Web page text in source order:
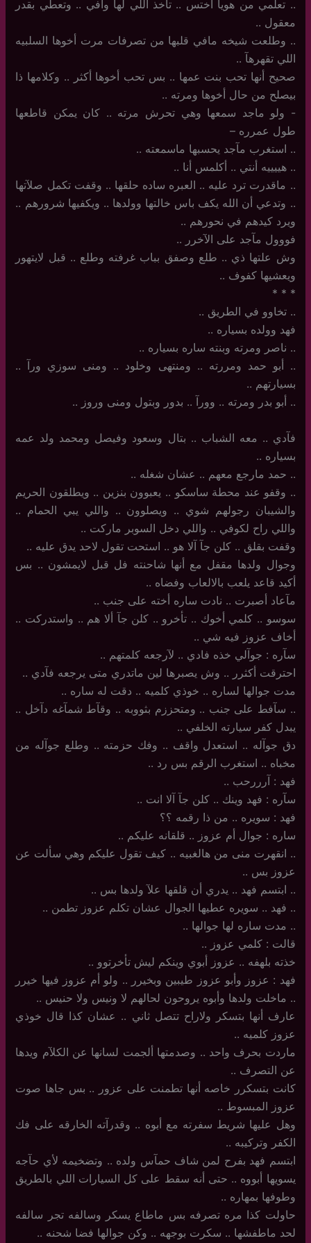
..‏ تعلمي من هويآ أختس .. تاخذ اللي لها وافي .. وتعطي بقدر
معقول ..
..‏ وطلعت شيخه مافي قلبها من تصرفات مرت أخوها السلبيه
اللي تقهرهآ ..
صحيح أنها تحب بنت عمها .. بس تحب أخوها أكثر .. وكلامها ذا
بيصلح من حال أخوها ومرته ..
-‏ ولو ماجد سمعها وهي تحرش مرته .. كان يمكن قاطعها
طول عمرره –
..‏ استغرب مآجد يحسبها ماسمعته ..
..‏ هييييه أنتي .. أكلمس أنا ..
..‏ ماقدرت ترد عليه .. العبره ساده حلقها .. وقفت تكمل صلآتها
.. وتدعي أن الله يكف باس خالتها وولدها .. ويكفيها شرورهم ..
ويرد كيدهم في نحورهم ..
فووول مآجد على الآخرر ..
وش علتها ذي .. طلع وصفق بباب غرفته وطلع .. قبل لايتهور
ويعشيها كفوف ..
‏*‏ * *
..‏ تخاوو في الطريق ..
فهد وولده بسياره ..
..‏ ناصر ومرته وبنته ساره بسياره ..
..‏ أبو حمد ومررته .. ومنتهى وخلود .. ومنى سوزي ورآ ..
بسيارتهم ..
..‏ أبو بدر ومرته .. وورآ .. بدور وبتول ومنى وروز ..
فآدي .. معه الشباب .. بتال وسعود وفيصل ومحمد ولد عمه
بسياره ..
..‏ حمد مارجع معهم .. عشان شغله ..
..‏ وقفو عند محطة ساسكو .. يعبوون بنزين .. ويطلقون الحريم
والشيبان رجولهم شوي .. ويصلوون .. واللي يبي الحمام ..
واللي راح لكوفي .. واللي دخل السوبر ماركت ..
وقفت بقلق .. كلن جآ آلا هو .. استحت تقول لاحد يدق عليه ..
وجوال ولدها مقفل مع أنها شاحنته فل قبل لايمشون .. بس
أكيد قاعد يلعب بالالعاب وفضاه ..
مآعاد أصبرت .. نادت ساره أخته على جنب ..
سوسو .. كلمي أخوك .. تأخرو .. كلن جآ ألا هم .. واستدركت ..
أخاف عزوز فيه شي ..
سآره : جوآلي خذه فادي .. لآرجعه كلمتهم ..
احترقت أكثرر .. وش يصبرها لين ماتدري متى يرجعه فآدي ..
مدت جوالها لساره .. خوذي كلميه .. دقت له ساره ..
..‏ سآفط على جنب .. ومتحززم بثووبه .. وقآط شمآغه دآخل ..
يبدل كفر سيارته الخلفي ..
دق جوآله .. استعدل واقف .. وفك حزمته .. وطلع جوآله من
مخباه .. استغرب الرقم بس رد ..
فهد : آرررحب ..
سآره : فهد وينك .. كلن جآ آلا انت ..
فهد : سويره .. من ذا رقمه ؟؟
ساره : جوال أم عزوز .. قلقانه عليكم ..
..‏ انقهرت منى من هالغبيه .. كيف تقول عليكم وهي سألت عن
عزوز بس ..
..‏ ابتسم فهد .. يدري أن قلقها علآ ولدها بس ..
..‏ فهد .. سويره عطيها الجوال عشان تكلم عزوز تطمن ..
..‏ مدت ساره لها جوالها ..
قالت : كلمي عزوز ..
خذته بلهفه .. عزوز أبوي وينكم ليش تأخرتوو ..
فهد : عزوز وأبو عزوز طيبين وبخيرر .. ولو أم عزوز فيها خيرر
.. ماخلت ولدها وأبوه يروحون لحالهم لا ونيس ولا حنيس ..
عارف أنها بتسكر ولاراح تتصل ثاني .. عشان كذا قال خوذي
عزوز كلميه ..
ماردت بحرف واحد .. وصدمتها ألجمت لسانها عن الكلآم ويدها
عن التصرف ..
كانت بتسكرر خاصه أنها تطمنت على عزور .. بس جاها صوت
عزوز المبسوط ..
وهل عليها شريط سفرته مع أبوه .. وقدرآته الخارقه على فك
الكفر وتركيبه ..
ابتسم فهد بفرح لمن شاف حمآس ولده .. وتضخيمه لأي حآجه
يسويها أبووه .. حتى أنه سقط على كل السيارات اللي بالطريق
وطوفها بمهاره ..
حاولت كذا مره تصرفه بس ماطاع يسكر وسالفه تجر سالفه
لحد ماطفشها .. سكرت بوجهه .. وكن جوالها فضا شحنه ..